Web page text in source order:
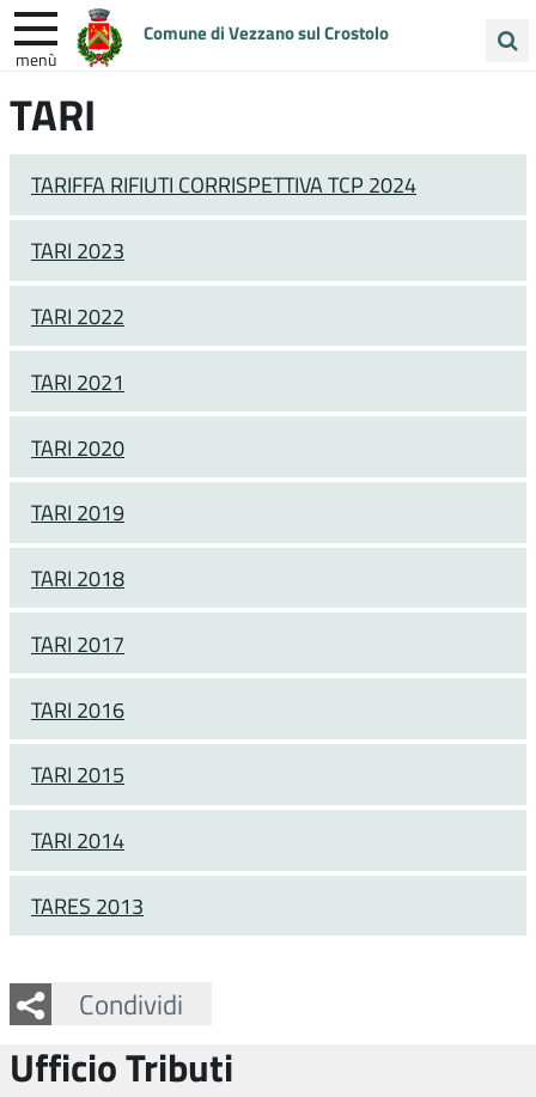
Comune di Vezzano sul Crostolo
menù
sito
UNIONE COLLINE MATILDICHE
TARI
TARIFFA RIFIUTI CORRISPETTIVA TCP 2024
TARI 2023
TARI 2022
TARI 2021
TARI 2020
TARI 2019
TARI 2018
TARI 2017
TARI 2016
TARI 2015
TARI 2014
TARES 2013
Condividi
Facebook
Twitter
Whatsapp
Ufficio Tributi